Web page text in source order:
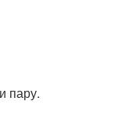
пару.